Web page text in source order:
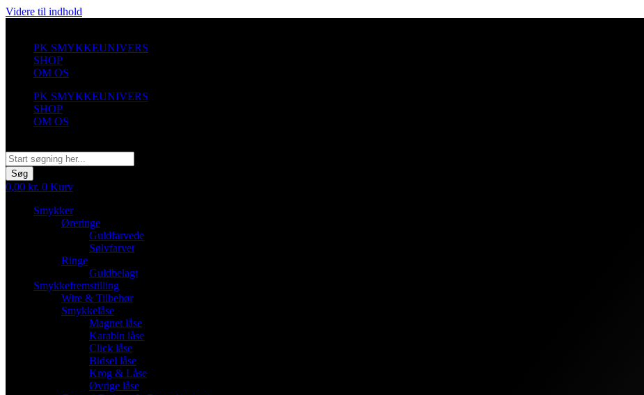
Videre til indhold
PK SMYKKEUNIVERS
SHOP
OM OS
PK SMYKKEUNIVERS
SHOP
OM OS
Søg
0,00 kr. 0 Kurv
Smykker
Øreringe
Guldfarvede
Sølvfarvet
Ringe
Guldbelagt
Smykkefremstilling
Wire & Tilbehør
Smykkelåse
Magnet låse
Karabin låse
Click låse
Bidsel låse
Krog & Låse
Øvrige låse